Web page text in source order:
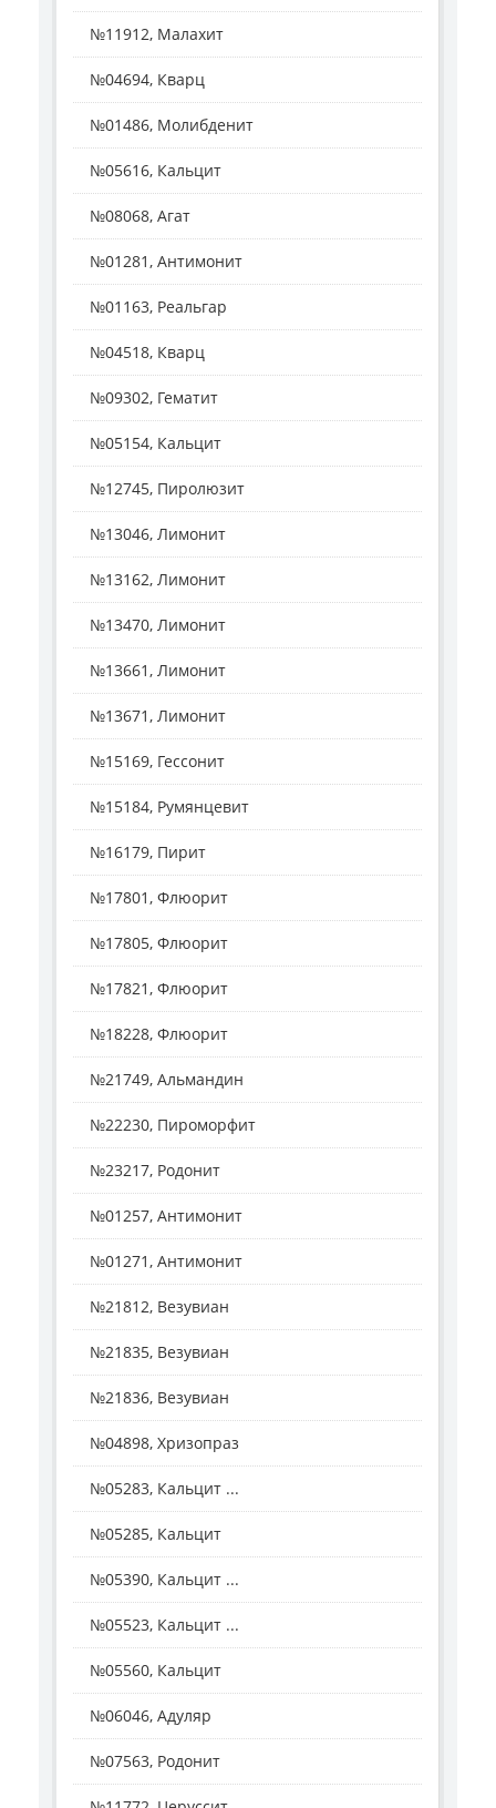
№11912, Малахит
№04694, Кварц
№01486, Молибденит
№05616, Кальцит
№08068, Агат
№01281, Антимонит
№01163, Реальгар
№04518, Кварц
№09302, Гематит
№05154, Кальцит
№12745, Пиролюзит
№13046, Лимонит
№13162, Лимонит
№13470, Лимонит
№13661, Лимонит
№13671, Лимонит
№15169, Гессонит
№15184, Румянцевит
№16179, Пирит
№17801, Флюорит
№17805, Флюорит
№17821, Флюорит
№18228, Флюорит
№21749, Альмандин
№22230, Пироморфит
№23217, Родонит
№01257, Антимонит
№01271, Антимонит
№21812, Везувиан
№21835, Везувиан
№21836, Везувиан
№04898, Хризопраз
№05283, Кальцит ...
№05285, Кальцит
№05390, Кальцит ...
№05523, Кальцит ...
№05560, Кальцит
№06046, Адуляр
№07563, Родонит